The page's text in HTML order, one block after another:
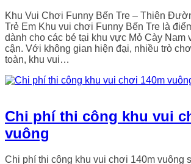
Khu Vui Chơi Funny Bến Tre – Thiên
Trẻ Em Khu vui chơi Funny Bến Tre là
dành cho các bé tại khu vực Mỏ Cày Nam
cận. Với không gian hiện đại, nhiều trò
toàn, khu vui…
Chi phí thi công khu vui
vuông
Chi phí thi công khu vui chơi 140m vuông